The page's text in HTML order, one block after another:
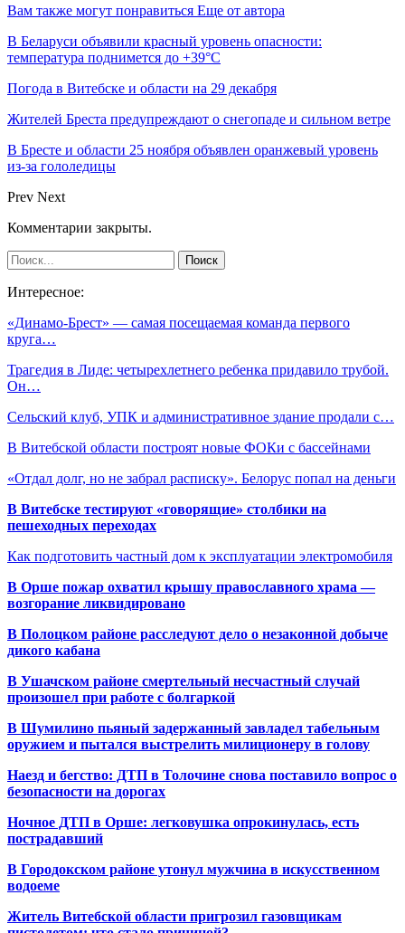
Вам также могут понравиться Еще от автора
В Беларуси объявили красный уровень опасности:
температура поднимется до +39°C
Погода в Витебске и области на 29 декабря
Жителей Бреста предупреждают о снегопаде и сильном ветре
В Бресте и области 25 ноября объявлен оранжевый уровень
из-за гололедицы
Prev Next
Комментарии закрыты.
Интересное:
«Динамо-Брест» — самая посещаемая команда первого
круга…
Трагедия в Лиде: четырехлетнего ребенка придавило трубой.
Он…
Сельский клуб, УПК и административное здание продали с…
В Витебской области построят новые ФОКи с бассейнами
«Отдал долг, но не забрал расписку». Белорус попал на деньги
В Витебске тестируют «говорящие» столбики на
пешеходных переходах
Как подготовить частный дом к эксплуатации электромобиля
В Орше пожар охватил крышу православного храма —
возгорание ликвидировано
В Полоцком районе расследуют дело о незаконной добыче
дикого кабана
В Ушачском районе смертельный несчастный случай
произошел при работе с болгаркой
В Шумилино пьяный задержанный завладел табельным
оружием и пытался выстрелить милиционеру в голову
Наезд и бегство: ДТП в Толочине снова поставило вопрос о
безопасности на дорогах
Ночное ДТП в Орше: легковушка опрокинулась, есть
пострадавший
В Городокском районе утонул мужчина в искусственном
водоеме
Житель Витебской области пригрозил газовщикам